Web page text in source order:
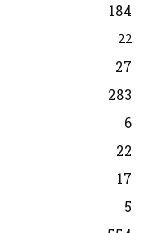
184
22
27
283
6
22
17
5